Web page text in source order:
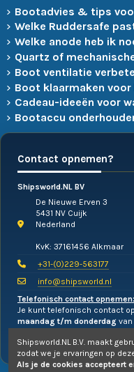
Bootadvies & tips
Welke Ruddersafe
Welke anode heb ik
Quartz of
Boot ventilatie
Boot klaarmaken
Cadeau-ideeën voor
Bootaccu
Contact opnemen?
Shipsworld.NL BV
De Nieuwe Erven 3
5431 NV Cuijk
Nederland
KvK: 37161456 Alkmaar
+31-(0)229-563177
info@shipsworld.nl
Telefonisch contact opnemen:
Je kunt telefonisch contact
maandag t/m donderdag van
Shipsworld.NL B.V. maakt
zodat we je ervaringen op
Als je de cookies accepteert